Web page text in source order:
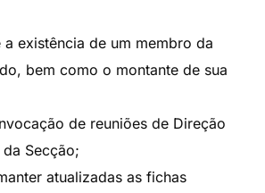
existência de um membro da
bem como o montante de sua
de reuniões de Direção
Secção;
atualizadas as fichas